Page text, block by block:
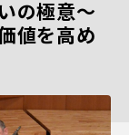
の極意～
値を高め